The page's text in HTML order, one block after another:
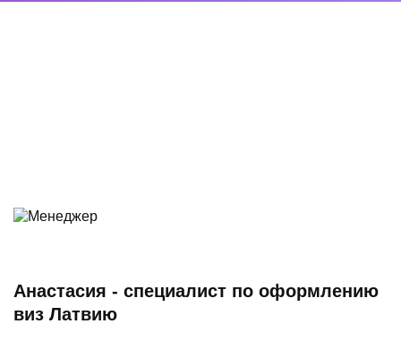
Анастасия - специалист по оформлению
виз Латвию